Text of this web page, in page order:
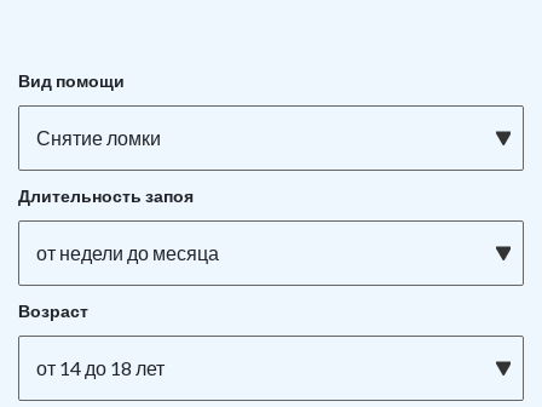
Вид помощи
Снятие ломки
Длительность запоя
от недели до месяца
Возраст
от 14 до 18 лет